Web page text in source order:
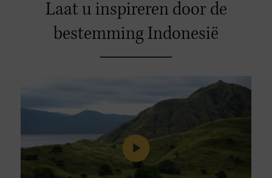
Laat u inspireren door de
bestemming Indonesië